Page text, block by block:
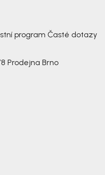
program Časté dotazy
Prodejna Brno